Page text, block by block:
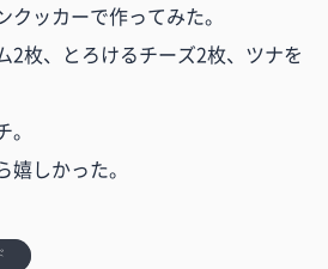
ッカーで作ってみた。
2枚、とろけるチーズ2枚、ツナを
しかった。